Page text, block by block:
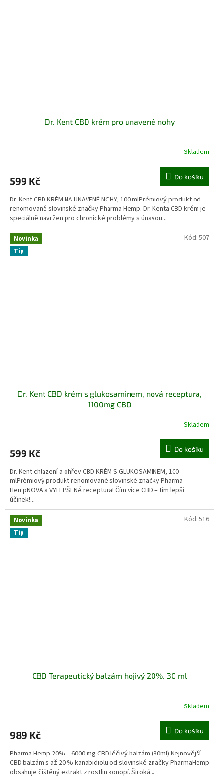
Dr. Kent CBD krém pro unavené nohy
Skladem
599 Kč Do košíku
Dr. Kent CBD KRÉM NA UNAVENÉ NOHY, 100 mlPrémiový produkt od
renomované slovinské značky Pharma Hemp. Dr. Kenta CBD krém je
speciálně navržen pro chronické problémy s únavou...
Novinka
Tip
Dr. Kent CBD krém s glukosaminem, nová receptura,
1100mg CBD
Skladem
599 Kč Do košíku
Dr. Kent chlazení a ohřev CBD KRÉM S GLUKOSAMINEM, 100
mlPrémiový produkt renomované slovinské značky Pharma
HempNOVA a VYLEPŠENÁ receptura! Čím více CBD – tím lepší
účinek!...
Kód: 507
Novinka
Tip
CBD Terapeutický balzám hojivý 20%, 30 ml
Skladem
989 Kč Do košíku
Pharma Hemp 20% – 6000 mg CBD léčivý balzám (30ml) Nejnovější
CBD balzám s až 20 % kanabidiolu od slovinské značky PharmaHemp
obsahuje čištěný extrakt z rostlin konopí. Široká...
Kód: 516